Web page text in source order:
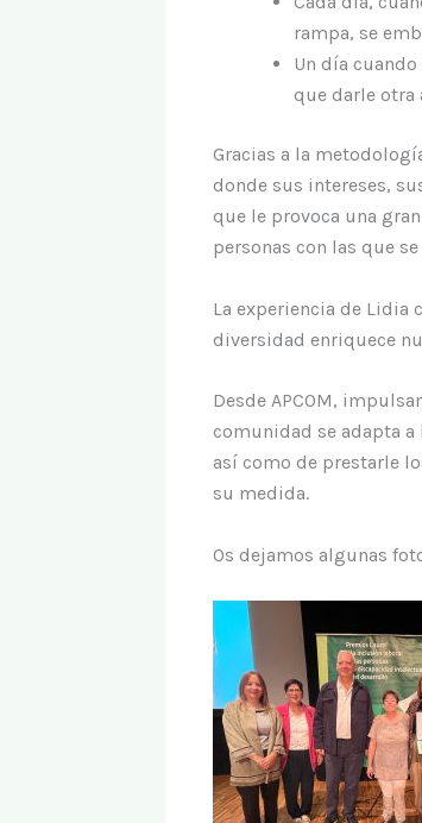
rampa, se
Un día
que darle otra
Gracias a la
donde sus intereses,
que le provoca una
personas con las que
La experiencia de Lidia
diversidad enriquece
Desde APCOM,
comunidad se adapta a
así como de prestarle
su medida.
Os dejamos algunas